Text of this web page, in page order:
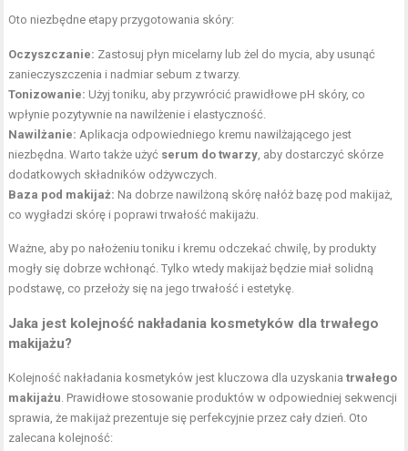
Oto niezbędne etapy przygotowania skóry:
Oczyszczanie: Zastosuj płyn micelarny lub żel do mycia, aby usunąć
zanieczyszczenia i nadmiar sebum z twarzy.
Tonizowanie: Użyj toniku, aby przywrócić prawidłowe pH skóry, co
wpłynie pozytywnie na nawilżenie i elastyczność.
Nawilżanie: Aplikacja odpowiedniego kremu nawilżającego jest
niezbędna. Warto także użyć serum do twarzy , aby dostarczyć skórze
dodatkowych składników odżywczych.
Baza pod makijaż: Na dobrze nawilżoną skórę nałóż bazę pod makijaż,
co wygładzi skórę i poprawi trwałość makijażu.
Ważne, aby po nałożeniu toniku i kremu odczekać chwilę, by produkty
mogły się dobrze wchłonąć. Tylko wtedy makijaż będzie miał solidną
podstawę, co przełoży się na jego trwałość i estetykę.
Jaka jest kolejność nakładania kosmetyków dla trwałego
makijażu?
Kolejność nakładania kosmetyków jest kluczowa dla uzyskaniatrwałego
makijażu . Prawidłowe stosowanie produktów w odpowiedniej sekwencji
sprawia, że makijaż prezentuje się perfekcyjnie przez cały dzień. Oto
zalecana kolejność: